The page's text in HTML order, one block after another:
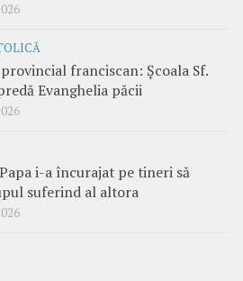
franciscan: Școala Sf.
Evanghelia păcii
i-a încurajat pe tineri să
suferind al altora